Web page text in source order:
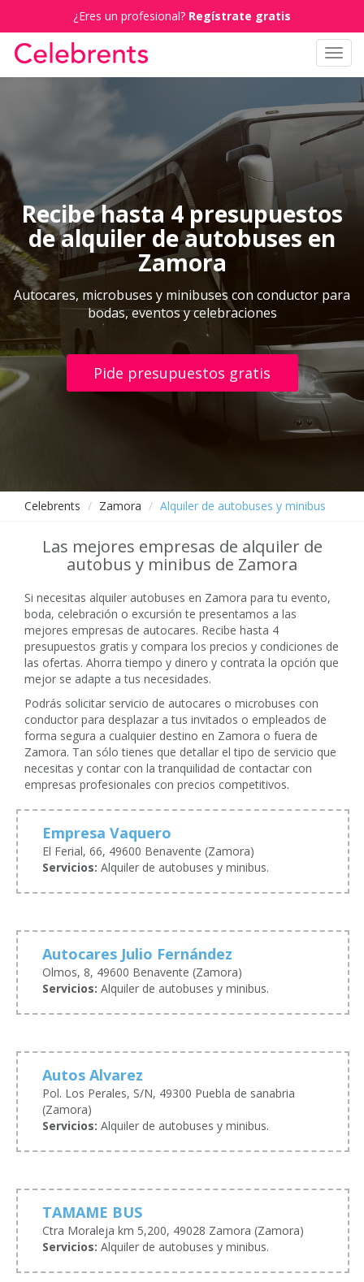
¿Eres un profesional? Regístrate gratis
Recibe hasta 4 presupuestos
de alquiler de autobuses en
Zamora
Autocares, microbuses y minibuses con conductor para
bodas, eventos y celebraciones
Pide presupuestos gratis
Celebrents Zamora Alquiler de autobuses y minibus
Las mejores empresas de alquiler de
autobus y minibus de Zamora
Si necesitas alquiler autobuses en Zamora para tu evento,
boda, celebración o excursión te presentamos a las
mejores empresas de autocares. Recibe hasta 4
presupuestos gratis y compara los precios y condiciones de
las ofertas. Ahorra tiempo y dinero y contrata la opción que
mejor se adapte a tus necesidades.
Podrás solicitar servicio de autocares o microbuses con
conductor para desplazar a tus invitados o empleados de
forma segura a cualquier destino en Zamora o fuera de
Zamora. Tan sólo tienes que detallar el tipo de servicio que
necesitas y contar con la tranquilidad de contactar con
empresas profesionales con precios competitivos.
Empresa Vaquero
El Ferial, 66, 49600 Benavente (Zamora)
Servicios: Alquiler de autobuses y minibus.
Autocares Julio Fernández
Olmos, 8, 49600 Benavente (Zamora)
Servicios: Alquiler de autobuses y minibus.
Autos Alvarez
Pol. Los Perales, S/N, 49300 Puebla de sanabria
(Zamora)
Servicios: Alquiler de autobuses y minibus.
TAMAME BUS
Ctra Moraleja km 5,200, 49028 Zamora (Zamora)
Servicios: Alquiler de autobuses y minibus.